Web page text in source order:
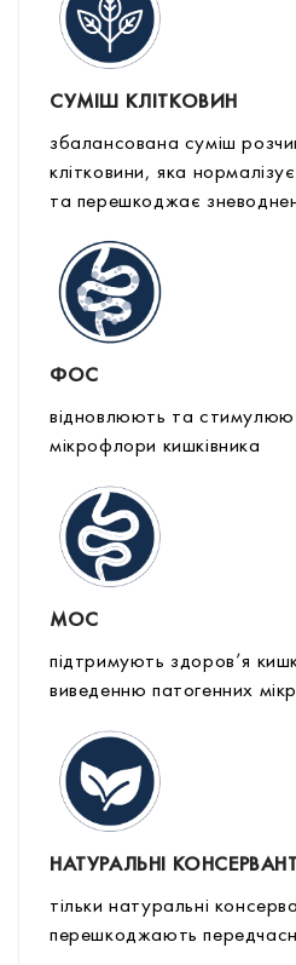
СУМІШ КЛІТКОВИН
збалансована суміш
клітковини, яка
та перешкоджає
ФОС
відновлюють та
мікрофлори кишківника
МОС
підтримують здоров’я
виведенню патогенних
НАТУРАЛЬНІ
тільки натуральні
перешкоджають